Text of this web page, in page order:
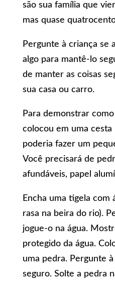
são sua família que
mas quase
Pergunte à criança se
algo para mantê-lo
de manter as coisas
sua casa ou carro.
Para demonstrar
colocou em uma
poderia fazer um
Você precisará de
afundáveis, papel
Encha uma tigela com
rasa na beira do rio).
jogue-o na água.
protegido da água.
uma pedra. Pergunte
seguro. Solte a pedra